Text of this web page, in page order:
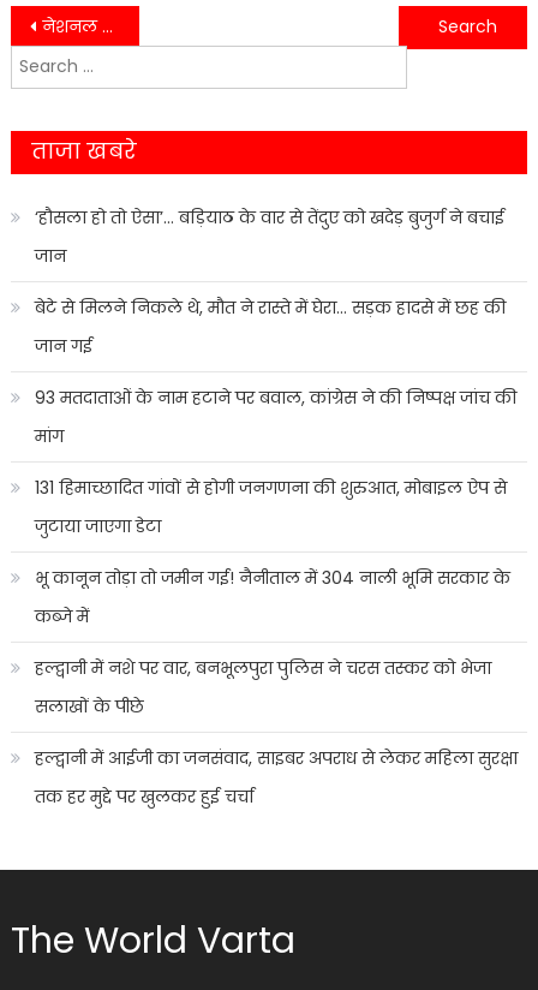
Post
navigation
नेशनल हाईवे पर दिनदहाड़े युवक की गोली मारकर हत्या……
पीरूमदारा क्षेत्र में एक दर्दनाक सड़क हादसे में मां और बेटे की मौत….
Search
for:
ताजा खबरे
‘हौसला हो तो ऐसा’… बड़ियाठ के वार से तेंदुए को खदेड़ बुजुर्ग ने बचाई
जान
बेटे से मिलने निकले थे, मौत ने रास्ते में घेरा… सड़क हादसे में छह की
जान गई
93 मतदाताओं के नाम हटाने पर बवाल, कांग्रेस ने की निष्पक्ष जांच की
मांग
131 हिमाच्छादित गांवों से होगी जनगणना की शुरुआत, मोबाइल ऐप से
जुटाया जाएगा डेटा
भू कानून तोड़ा तो जमीन गई! नैनीताल में 304 नाली भूमि सरकार के
कब्जे में
हल्द्वानी में नशे पर वार, बनभूलपुरा पुलिस ने चरस तस्कर को भेजा
सलाखों के पीछे
हल्द्वानी में आईजी का जनसंवाद, साइबर अपराध से लेकर महिला सुरक्षा
तक हर मुद्दे पर खुलकर हुई चर्चा
The World Varta